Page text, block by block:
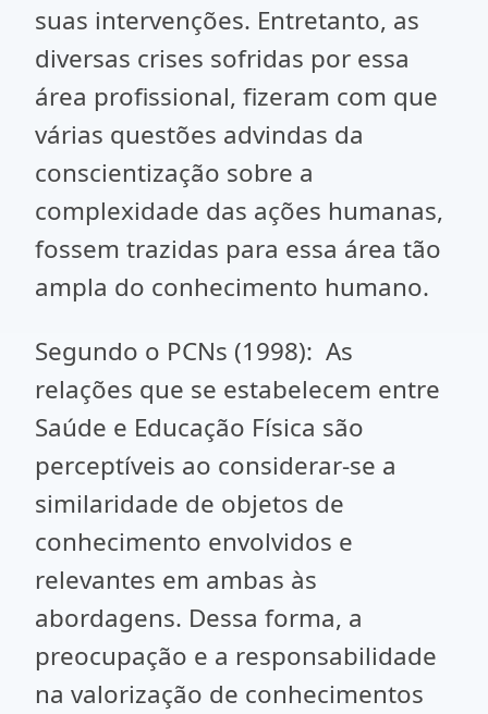
suas intervenções. Entretanto, as
diversas crises sofridas por essa
área profissional, fizeram com que
várias questões advindas da
conscientização sobre a
complexidade das ações humanas,
fossem trazidas para essa área tão
ampla do conhecimento humano.
Segundo o PCNs (1998): As
relações que se estabelecem entre
Saúde e Educação Física são
perceptíveis ao considerar-se a
similaridade de objetos de
conhecimento envolvidos e
relevantes em ambas às
abordagens. Dessa forma, a
preocupação e a responsabilidade
na valorização de conhecimentos